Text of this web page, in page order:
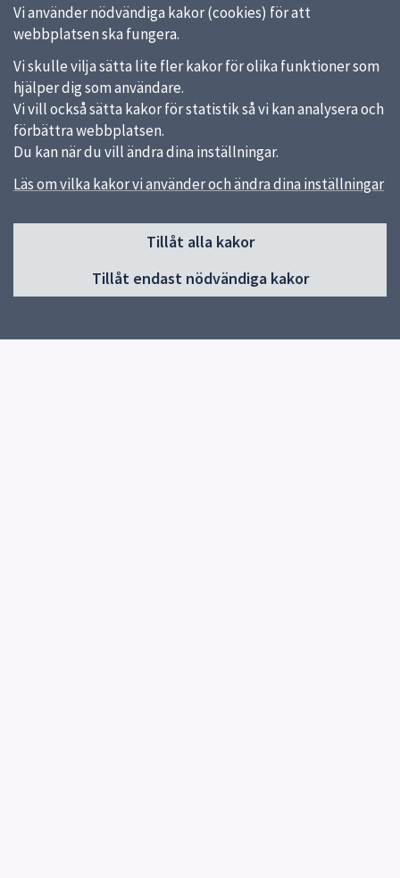
Vi använder nödvändiga kakor (cookies) för att
webbplatsen ska fungera.
Vi skulle vilja sätta lite fler kakor för olika funktioner som
hjälper dig som användare.
Vi vill också sätta kakor för statistik så vi kan analysera och
förbättra webbplatsen.
Du kan när du vill ändra dina inställningar.
Läs om vilka kakor vi använder och ändra dina inställningar
Tillåt alla kakor
Tillåt endast nödvändiga kakor